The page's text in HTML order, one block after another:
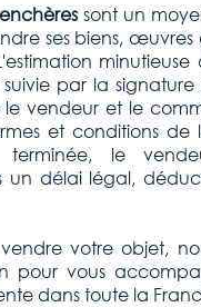
sont un
ses biens, œuvres
suivie par la
vendeur et le
et conditions de
terminée, le
un délai légal,
votre objet,
pour vous
dans toute la